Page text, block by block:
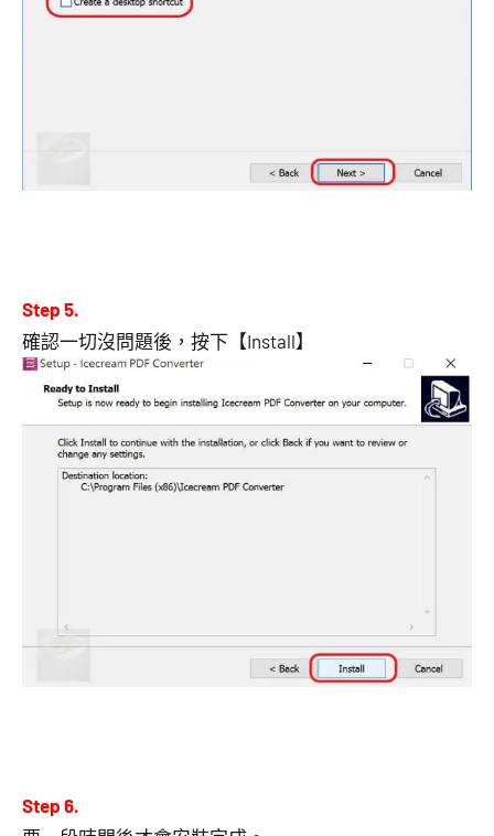
Step 5.
確認一切沒問題後，按下【Install】
Step 6.